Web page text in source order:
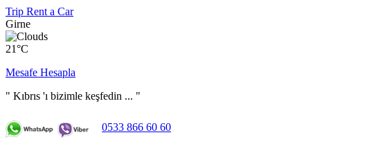
Trip Rent a Car
Girne
21°C
Mesafe Hesapla
" Kıbrıs 'ı bizimle keşfedin ... "
0533 866 60 60